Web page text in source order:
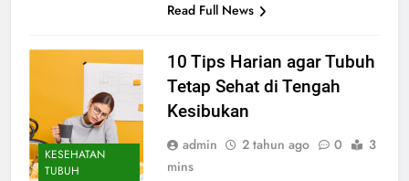
Read Full News
KESEHATAN
TUBUH
10 Tips Harian agar Tubuh
Tetap Sehat di Tengah
Kesibukan
admin 2 tahun ago 0
3
mins